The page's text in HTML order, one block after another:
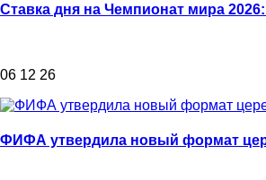
Ставка дня на Чемпионат мира
06 12 26
ФИФА утвердила новый формат